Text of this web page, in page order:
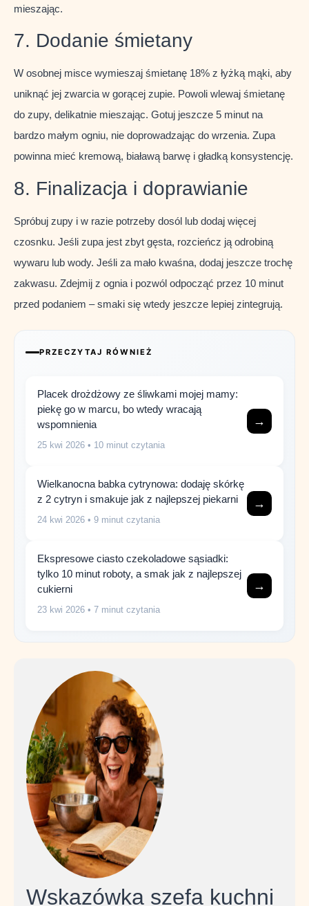
mieszając.
7. Dodanie śmietany
W osobnej misce wymieszaj śmietanę 18% z łyżką mąki, aby
uniknąć jej zwarcia w gorącej zupie. Powoli wlewaj śmietanę
do zupy, delikatnie mieszając. Gotuj jeszcze 5 minut na
bardzo małym ogniu, nie doprowadzając do wrzenia. Zupa
powinna mieć kremową, białawą barwę i gładką konsystencję.
8. Finalizacja i doprawianie
Spróbuj zupy i w razie potrzeby dosól lub dodaj więcej
czosnku. Jeśli zupa jest zbyt gęsta, rozcieńcz ją odrobiną
wywaru lub wody. Jeśli za mało kwaśna, dodaj jeszcze trochę
zakwasu. Zdejmij z ognia i pozwól odpocząć przez 10 minut
przed podaniem – smaki się wtedy jeszcze lepiej zintegrują.
PRZECZYTAJ RÓWNIEŻ
Placek drożdżowy ze śliwkami mojej mamy:
piekę go w marcu, bo wtedy wracają
wspomnienia
25 kwi 2026 • 10 minut czytania
→
Wielkanocna babka cytrynowa: dodaję skórkę
z 2 cytryn i smakuje jak z najlepszej piekarni
24 kwi 2026 • 9 minut czytania
→
Ekspresowe ciasto czekoladowe sąsiadki:
tylko 10 minut roboty, a smak jak z najlepszej
cukierni
23 kwi 2026 • 7 minut czytania
→
Wskazówka szefa kuchni